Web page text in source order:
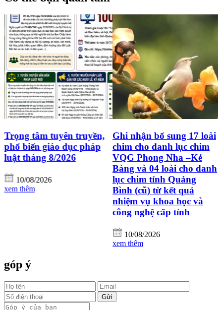
Trọng tâm tuyên truyền,
phổ biến giáo dục pháp
luật tháng 8/2026
10/08/2026
xem thêm
Ghi nhận bổ sung 17 loài
chim cho danh lục chim
VQG Phong Nha –Kẻ
Bàng và 04 loài cho danh
lục chim tỉnh Quảng
Bình (cũ) từ kết quả
nhiệm vụ khoa học và
công nghệ cấp tỉnh
10/08/2026
xem thêm
góp ý
Gửi